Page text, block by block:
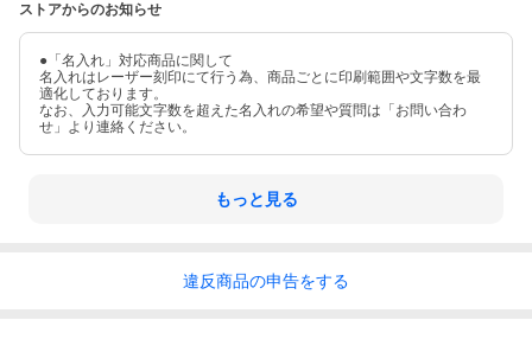
ストアからのお知らせ
●「名入れ」対応商品に関して
名入れはレーザー刻印にて行う為、商品ごとに印刷範囲や文字数を最
適化しております。
なお、入力可能文字数を超えた名入れの希望や質問は「お問い合わ
せ」より連絡ください。
もっと見る
違反商品の申告をする